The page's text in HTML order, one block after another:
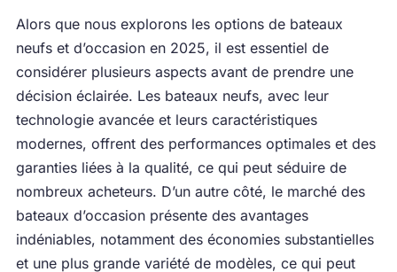
Alors que nous explorons les options de bateaux
neufs et d’occasion en 2025, il est essentiel de
considérer plusieurs aspects avant de prendre une
décision éclairée. Les bateaux neufs, avec leur
technologie avancée et leurs caractéristiques
modernes, offrent des performances optimales et des
garanties liées à la qualité, ce qui peut séduire de
nombreux acheteurs. D’un autre côté, le marché des
bateaux d’occasion présente des avantages
indéniables, notamment des économies substantielles
et une plus grande variété de modèles, ce qui peut